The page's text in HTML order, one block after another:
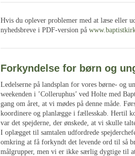
Hvis du oplever problemer med at læse eller
nyhedsbreve i PDF-version på
Forkyndelse for børn og
Ledelserne på landsplan for vores børne- og
weekenden i ’Colleruphus’ ved Holte med
gang om året, at vi mødes på denne måde.
koordinere og planlægge i fællesskab. Hertil
var det spejderne, der ønskede, at vi skulle
I oplægget til samtalen udfordrede
omkring at få forkyndt det levende ord til så
målgrupper, men vi er ikke særlig dygtige til